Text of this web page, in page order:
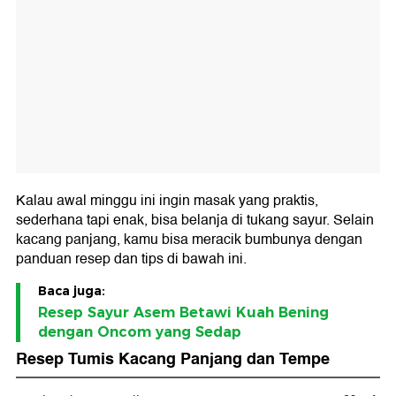
Kalau awal minggu ini ingin masak yang praktis,
sederhana tapi enak, bisa belanja di tukang sayur. Selain
kacang panjang, kamu bisa meracik bumbunya dengan
panduan resep dan tips di bawah ini.
Baca juga:
Resep Sayur Asem Betawi Kuah Bening
dengan Oncom yang Sedap
Resep Tumis Kacang Panjang dan Tempe